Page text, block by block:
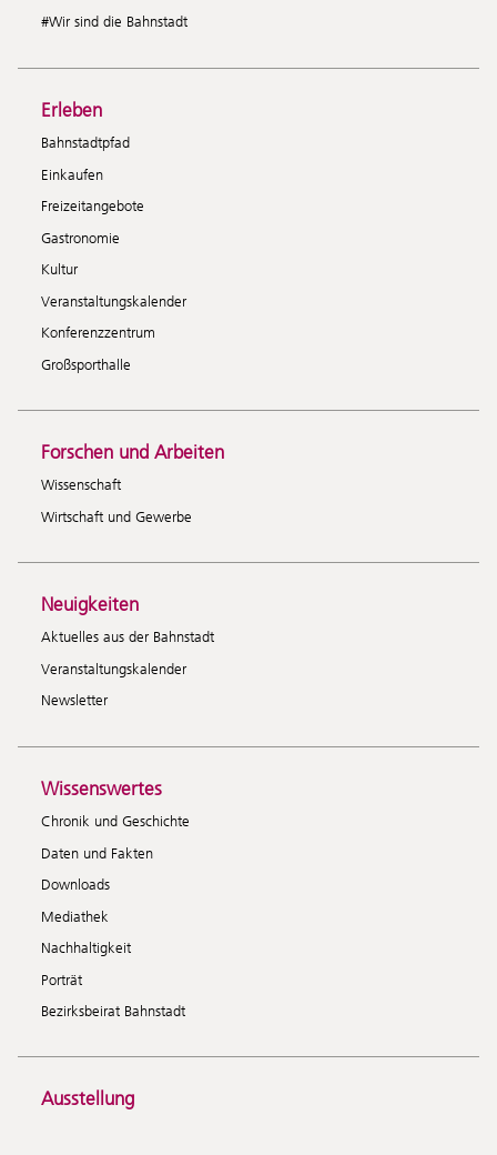
#Wir sind die Bahnstadt
Erleben
Bahnstadtpfad
Einkaufen
Freizeitangebote
Gastronomie
Kultur
Veranstaltungskalender
Konferenzzentrum
Großsporthalle
Forschen und Arbeiten
Wissenschaft
Wirtschaft und Gewerbe
Neuigkeiten
Aktuelles aus der Bahnstadt
Veranstaltungskalender
Newsletter
Wissenswertes
Chronik und Geschichte
Daten und Fakten
Downloads
Mediathek
Nachhaltigkeit
Porträt
Bezirksbeirat Bahnstadt
Ausstellung